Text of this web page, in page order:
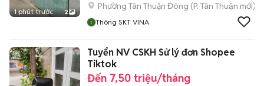
1 phút trước 2
Phường Tân Thuận Đông (P. Tân Thuận mới)
Thông SKT VINA
Tuyển NV CSKH Sử lý đơn Shopee
Tiktok
Đến 7,50 triệu/tháng